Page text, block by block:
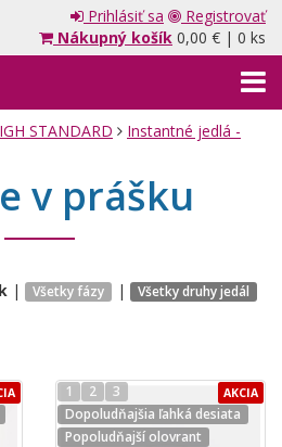
Prihlásiť sa
Registrovať
Nákupný košík 0,00 €| 0 ks
STANDARD
Instantné jedlá -
v prášku
| Všetky fázy | Všetky druhy jedál
1 2
3
Dopoludňajšia ľahká desiata
Popoludňajší olovrant
AKCIA